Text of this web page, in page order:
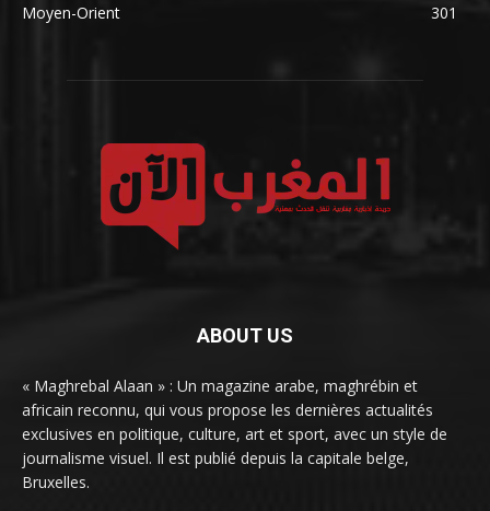
Moyen-Orient
301
ABOUT US
« Maghrebal Alaan » : Un magazine arabe, maghrébin et
africain reconnu, qui vous propose les dernières actualités
exclusives en politique, culture, art et sport, avec un style de
journalisme visuel. Il est publié depuis la capitale belge,
Bruxelles.